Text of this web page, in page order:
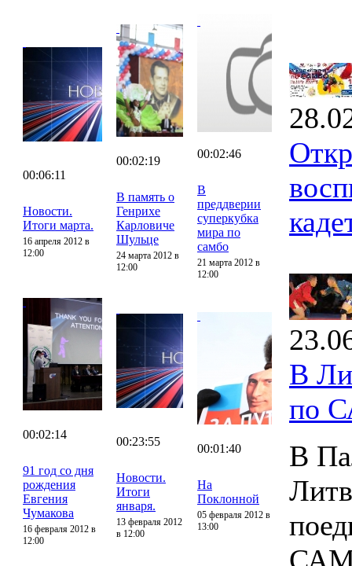
00:06:11
Новости.
Итоги марта.
16 апреля 2012 в
12:00
00:02:19
В память о
Генрихе
Карловиче
Шульце
24 марта 2012 в
12:00
00:02:46
В
преддверии
суперкубка
мира по
самбо
21 марта 2012 в
12:00
00:02:14
91 год со дня
рождения
Евгения
Чумакова
16 февраля 2012 в
12:00
00:23:55
Новости.
Итоги
января.
13 февраля 2012
в 12:00
00:01:40
На
Поклонной
05 февраля 2012 в
13:00
В
по
В